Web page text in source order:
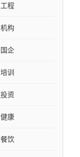
程
构
企
训
资
康
饮